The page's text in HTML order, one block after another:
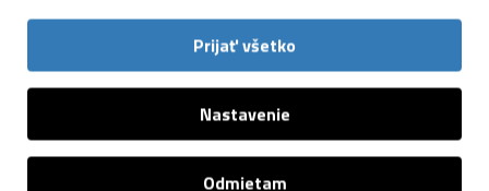
Materiál:80% Polyester, 20% Elastan
Prijať všetko
Nastavenie
Odmietam